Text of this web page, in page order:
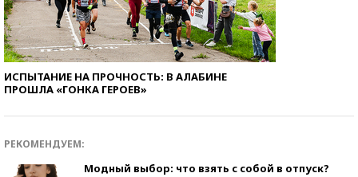
ИСПЫТАНИЕ НА ПРОЧНОСТЬ: В АЛАБИНЕ
ПРОШЛА «ГОНКА ГЕРОЕВ»
РЕКОМЕНДУЕМ:
Модный выбор: что взять с собой в отпуск?